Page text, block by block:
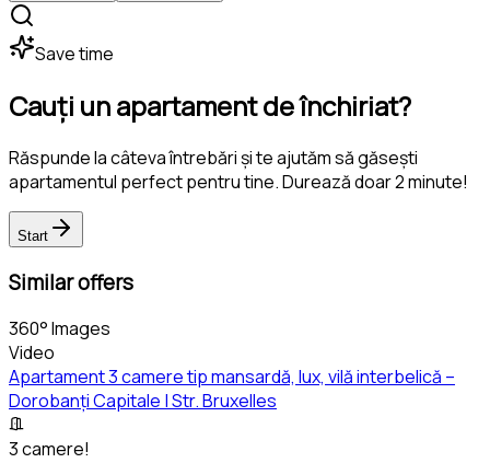
Save time
Cauți un apartament de închiriat?
Răspunde la câteva întrebări și te ajutăm să găsești
apartamentul perfect pentru tine. Durează doar 2 minute!
Start
Similar offers
360° Images
Video
Apartament 3 camere tip mansardă, lux, vilă interbelică –
Dorobanți Capitale | Str. Bruxelles
3 camere!